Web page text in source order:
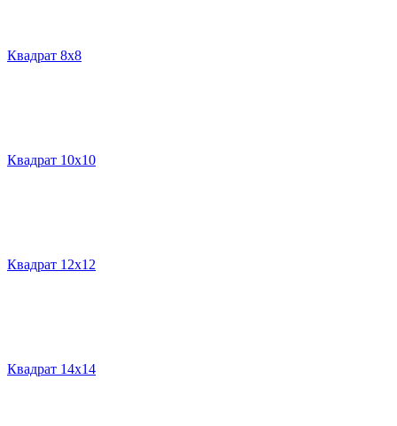
Квадрат 8х8
Квадрат 10х10
Квадрат 12х12
Квадрат 14х14